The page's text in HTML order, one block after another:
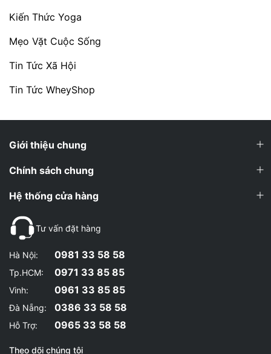
Kiến Thức Yoga
Mẹo Vặt Cuộc Sống
Tin Tức Xã Hội
Tin Tức WheyShop
Giới thiệu chung
Chính sách chung
Hệ thống cửa hàng
Tư vấn đặt hàng
Hà Nội: 0981 33 58 58
Tp.HCM: 0971 33 85 85
Vinh: 0961 33 85 85
Đà Nẵng: 0386 33 58 58
Hỗ Trợ: 0965 33 58 58
Theo dõi chúng tôi